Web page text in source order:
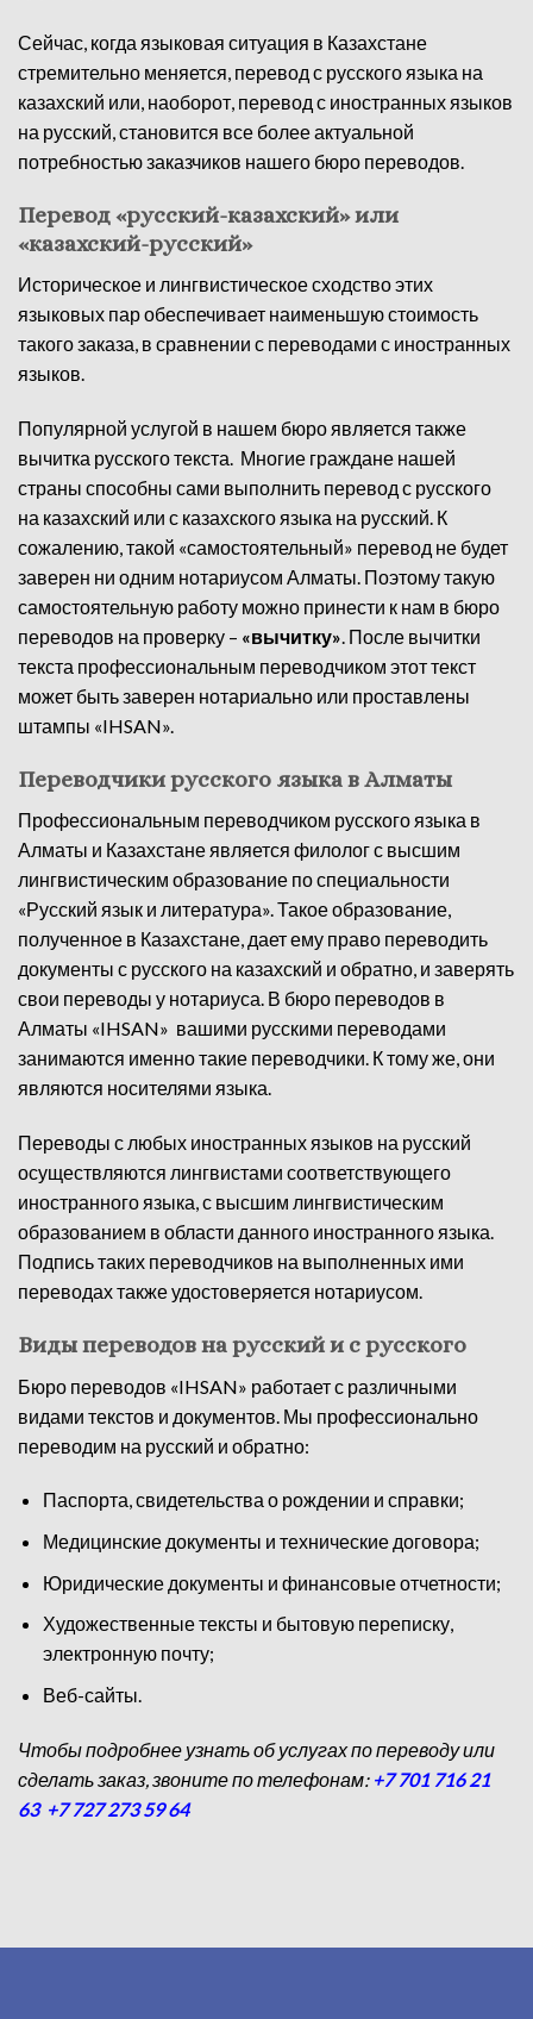
Сейчас, когда языковая ситуация в Казахстане
стремительно меняется, перевод с русского языка на
казахский или, наоборот, перевод с иностранных языков
на русский, становится все более актуальной
потребностью заказчиков нашего бюро переводов.
Перевод «русский-казахский» или
«казахский-русский»
Историческое и лингвистическое сходство этих
языковых пар обеспечивает наименьшую стоимость
такого заказа, в сравнении с переводами с иностранных
языков.
Популярной услугой в нашем бюро является также
вычитка русского текста. Многие граждане нашей
страны способны сами выполнить перевод с русского
на казахский или с казахского языка на русский. К
сожалению, такой «самостоятельный» перевод не будет
заверен ни одним нотариусом Алматы. Поэтому такую
самостоятельную работу можно принести к нам в бюро
переводов на проверку – «вычитку». После вычитки
текста профессиональным переводчиком этот текст
может быть заверен нотариально или проставлены
штампы «IHSAN».
Переводчики русского языка в Алматы
Профессиональным переводчиком русского языка в
Алматы и Казахстане является филолог с высшим
лингвистическим образование по специальности
«Русский язык и литература». Такое образование,
полученное в Казахстане, дает ему право переводить
документы с русского на казахский и обратно, и заверять
свои переводы у нотариуса. В бюро переводов в
Алматы «IHSAN» вашими русскими переводами
занимаются именно такие переводчики. К тому же, они
являются носителями языка.
Переводы с любых иностранных языков на русский
осуществляются лингвистами соответствующего
иностранного языка, с высшим лингвистическим
образованием в области данного иностранного языка.
Подпись таких переводчиков на выполненных ими
переводах также удостоверяется нотариусом.
Виды переводов на русский и с русского
Бюро переводов «IHSAN» работает с различными
видами текстов и документов. Мы профессионально
переводим на русский и обратно:
Паспорта, свидетельства о рождении и справки;
Медицинские документы и технические договора;
Юридические документы и финансовые отчетности;
Художественные тексты и бытовую переписку,
электронную почту;
Веб-сайты.
Чтобы подробнее узнать об услугах по переводу или
сделать заказ, звоните по телефонам: +7 701 716 21
63 +7 727 273 59 64